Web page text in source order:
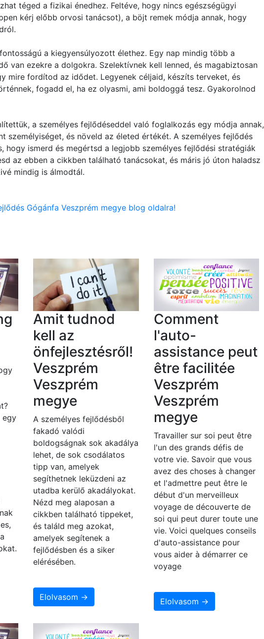
téged a fizikai énedhez. Feltéve, hogy nincs egészségügyi
kérj előbb orvosi tanácsot), a böjt remek módja annak, hogy
a kiegyensúlyozott élethez. Egy nap mindig több a
van ezekre a dolgokra. Szelektívnek kell lenned, és magabiztosan
mire fordítod az idődet. Legyenek céljaid, készíts terveket, és
fogadd el, ha ez olyasmi, ami boldoggá tesz. Gyakorolnod
a személyes fejlődéseddel való foglalkozás egy módja annak,
személyiséget, és növeld az életed értékét. A személyes fejlődés
hogy ismerd és megértsd a legjobb személyes fejlődési stratégiák
az ebben a cikkben található tanácsokat, és máris jó úton haladsz
mindig is álmodtál.
Gógánfa Veszprém megye blog oldalra!
egy
Amit tudnod
kell az
önfejlesztésről!
Veszprém
Veszprém
megye
A személyes fejlődésből
fakadó valódi
boldogságnak sok akadálya
lehet, de sok csodálatos
tipp van, amelyek
segíthetnek leküzdeni az
utadba kerülő akadályokat.
Nézd meg alaposan a
cikkben található tippeket,
és találd meg azokat,
amelyek segítenek a
fejlődésben és a siker
elérésében.
Elolvasom →
Comment
l'auto-
assistance peut
être facilitée
Veszprém
Veszprém
megye
Travailler sur soi peut être
l'un des grands défis de
votre vie. Savoir que vous
avez des choses à changer
et l'admettre peut être le
début d'un merveilleux
voyage de découverte de
soi qui peut durer toute une
vie. Voici quelques conseils
d'auto-assistance pour
vous aider à démarrer ce
voyage
Elolvasom →